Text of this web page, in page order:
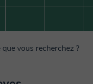
vous recherchez ?